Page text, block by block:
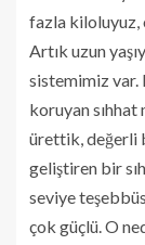
fazla kiloluyuz,
Artık uzun
sistemimiz var.
koruyan sıhhat
ürettik, değerli
geliştiren bir
seviye
çok güçlü. O